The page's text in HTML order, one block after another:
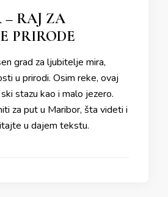
RAJ ZA
PRIRODE
grad za ljubitelje mira,
u prirodi. Osim reke, ovaj
stazu kao i malo jezero.
za put u Maribor, šta videti i
u dajem tekstu.